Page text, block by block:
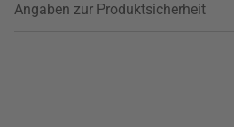
Angaben zur Produktsicherheit